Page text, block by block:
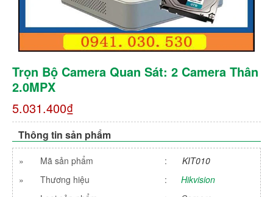
Trọn Bộ Camera Quan Sát: 2 Camera Thân
2.0MPX
5.031.400₫
Thông tin sản phẩm
» Mã sản phẩm :
KIT010
»
Thương hiệu :
Hikvision